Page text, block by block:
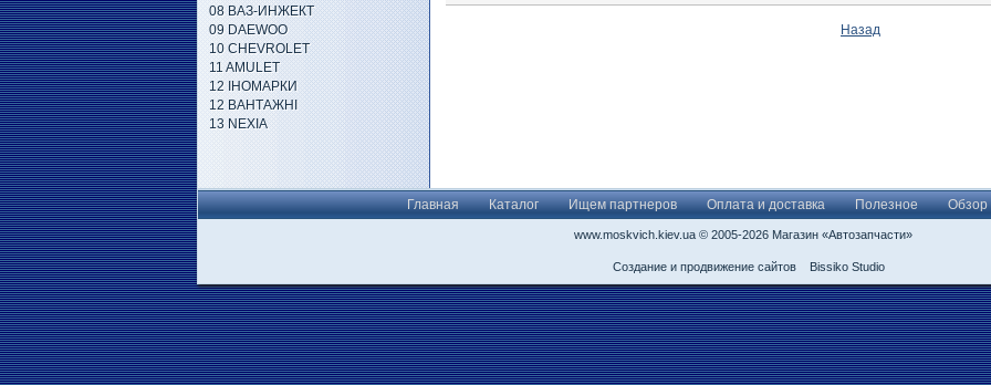
Назад
08 ВАЗ-ИНЖЕКТ
09 DAEWOO
10 CHEVROLET
11 AMULET
12 ІНОМАРКИ
12 ВАНТАЖНІ
13 NEXIA
Главная Каталог Ищем партнеров Оплата и доставка Полезное Обзор
www.moskvich.kiev.ua © 2005-2026 Магазин «Автозапчасти»
Создание и продвижение сайтов Bissiko Studio